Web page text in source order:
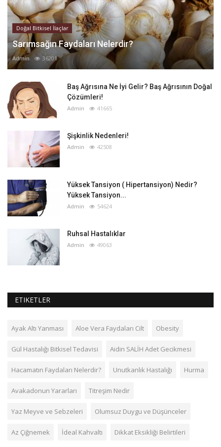
Doğal Bitkisel İlaçlar
Sarımsağın Faydaları Nelerdir?
Admin 36201
Baş Ağrısına Ne İyi Gelir? Baş Ağrısının Doğal
Çözümleri!
Admin 41665
Şişkinlik Nedenleri!
Admin 42508
Yüksek Tansiyon ( Hipertansiyon) Nedir?
Yüksek Tansiyon...
Admin 54624
Ruhsal Hastalıklar
Admin 49063
ETIKETLER
Ayak Altı Yanması Aloe Vera Faydaları Cilt Obesity
Gül Hastalığı Bitkisel Tedavisi Aidin SALİH Adet Gecikmesi
Hacamatın Faydaları Nelerdir? Unutkanlık Hastalığı Hurma
Avakadonun Yararları Titreşim Nedir
Yaz Meyve ve Sebzeleri Olumsuz Duygu ve Düşünceler
Az Çiğnemek İdeal Kahvaltı Dikkat Eksikliği Belirtileri